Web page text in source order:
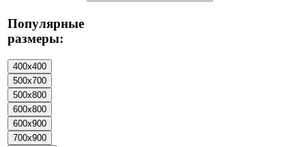
Популярные
размеры: